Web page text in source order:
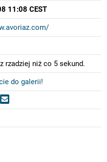
11:08 CEST
rzadziej niż co 5 sekund.
do galerii!